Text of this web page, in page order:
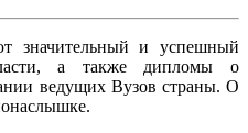
значительный и успешный
а также дипломы о
ведущих Вузов страны. О